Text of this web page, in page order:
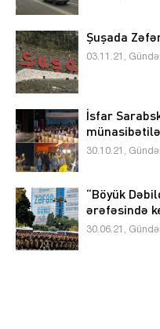
Şuşada
03.11.21,
İsfar
30.10.21,
“Böyük
ərəfəsində
30.06.21,